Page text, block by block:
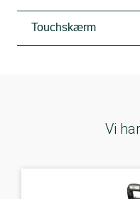
Touchskærm
Vi